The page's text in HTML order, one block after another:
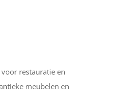
restauratie en
meubelen en